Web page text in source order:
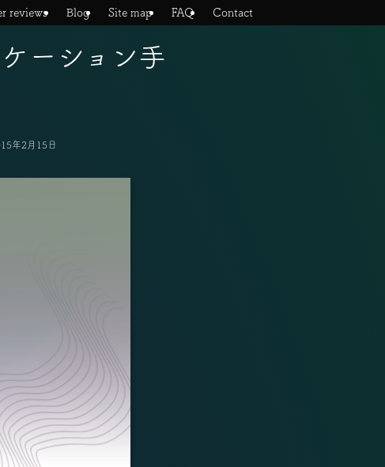
reviews Blog Site map FAQ Contact
ーション手
年2月15日